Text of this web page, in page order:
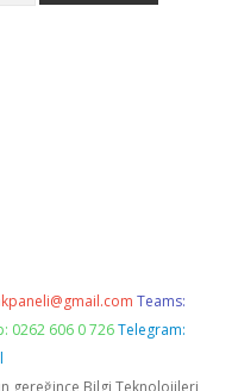
Teams:
0262 606 0 726 Telegram:
gereğince Bilgi Teknolojileri